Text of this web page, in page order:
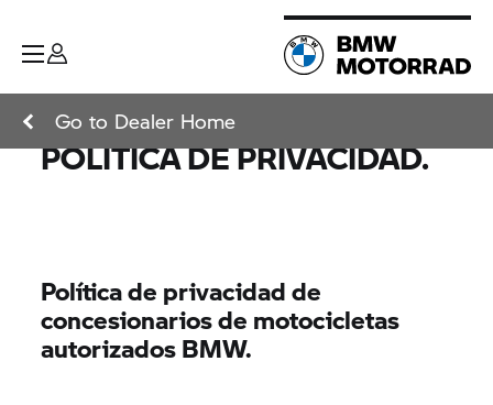
Go to Dealer Home
POLÍTICA DE PRIVACIDAD.
Política de privacidad de
concesionarios de motocicletas
autorizados BMW.